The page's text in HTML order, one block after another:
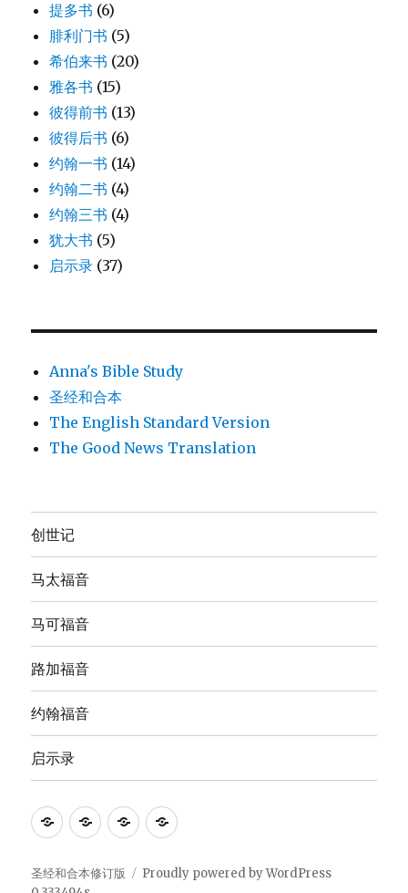
提多书 (6)
腓利门书 (5)
希伯来书 (20)
雅各书 (15)
彼得前书 (13)
彼得后书 (6)
约翰一书 (14)
约翰二书 (4)
约翰三书 (4)
犹大书 (5)
启示录 (37)
Anna's Bible Study
圣经和合本
The English Standard Version
The Good News Translation
创世记
马太福音
马可福音
路加福音
约翰福音
启示录
Anna's
Study
圣
和
The
Standard
The
News
圣经和合本修订版
Proudly powered by WordPress